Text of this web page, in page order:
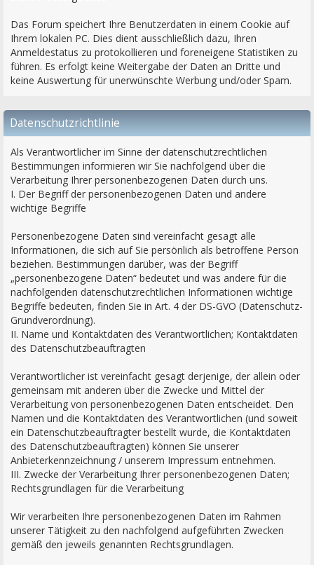
Das Forum speichert Ihre Benutzerdaten in einem Cookie auf
Ihrem lokalen PC. Dies dient ausschließlich dazu, Ihren
Anmeldestatus zu protokollieren und foreneigene Statistiken zu
führen. Es erfolgt keine Weitergabe der Daten an Dritte und
keine Auswertung für unerwünschte Werbung und/oder Spam.
Datenschutzrichtlinie
Als Verantwortlicher im Sinne der datenschutzrechtlichen
Bestimmungen informieren wir Sie nachfolgend über die
Verarbeitung Ihrer personenbezogenen Daten durch uns.
I. Der Begriff der personenbezogenen Daten und andere
wichtige Begriffe
Personenbezogene Daten sind vereinfacht gesagt alle
Informationen, die sich auf Sie persönlich als betroffene Person
beziehen. Bestimmungen darüber, was der Begriff
„personenbezogene Daten“ bedeutet und was andere für die
nachfolgenden datenschutzrechtlichen Informationen wichtige
Begriffe bedeuten, finden Sie in Art. 4 der DS-GVO (Datenschutz-
Grundverordnung).
II. Name und Kontaktdaten des Verantwortlichen; Kontaktdaten
des Datenschutzbeauftragten
Verantwortlicher ist vereinfacht gesagt derjenige, der allein oder
gemeinsam mit anderen über die Zwecke und Mittel der
Verarbeitung von personenbezogenen Daten entscheidet. Den
Namen und die Kontaktdaten des Verantwortlichen (und soweit
ein Datenschutzbeauftragter bestellt wurde, die Kontaktdaten
des Datenschutzbeauftragten) können Sie unserer
Anbieterkennzeichnung / unserem Impressum entnehmen.
III. Zwecke der Verarbeitung Ihrer personenbezogenen Daten;
Rechtsgrundlagen für die Verarbeitung
Wir verarbeiten Ihre personenbezogenen Daten im Rahmen
unserer Tätigkeit zu den nachfolgend aufgeführten Zwecken
gemäß den jeweils genannten Rechtsgrundlagen.